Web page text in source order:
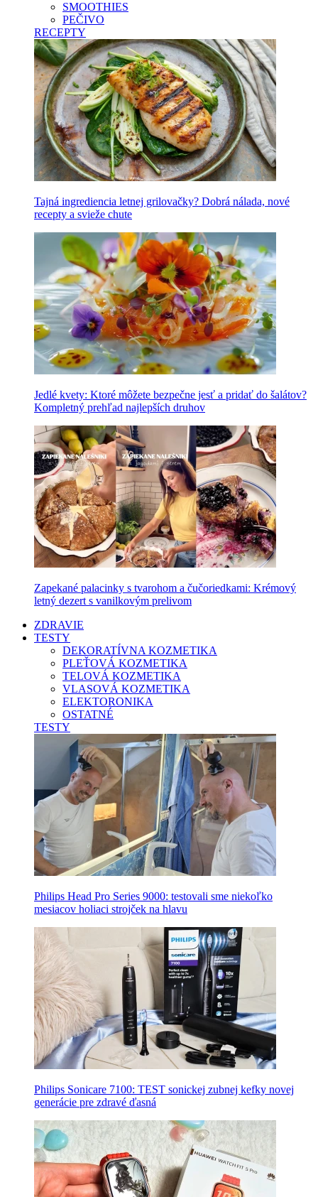
SMOOTHIES
PEČIVO
RECEPTY
Tajná ingrediencia letnej grilovačky? Dobrá nálada, nové
recepty a svieže chute
Jedlé kvety: Ktoré môžete bezpečne jesť a pridať do šalátov?
Kompletný prehľad najlepších druhov
Zapekané palacinky s tvarohom a čučoriedkami: Krémový
letný dezert s vanilkovým prelivom
ZDRAVIE
TESTY
DEKORATÍVNA KOZMETIKA
PLEŤOVÁ KOZMETIKA
TELOVÁ KOZMETIKA
VLASOVÁ KOZMETIKA
ELEKTORONIKA
OSTATNÉ
TESTY
Philips Head Pro Series 9000: testovali sme niekoľko
mesiacov holiaci strojček na hlavu
Philips Sonicare 7100: TEST sonickej zubnej kefky novej
generácie pre zdravé ďasná